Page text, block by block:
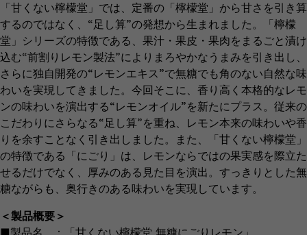
「甘くない檸檬堂」では、定番の「檸檬堂」から甘さを引き算
するのではなく、“足し算”の発想から生まれました。「檸檬
堂」シリーズの特徴である、果汁・果皮・果肉をまるごと漬け
込む“前割りレモン製法”によりまろやかなうまみを引き出し、
さらに独自開発の“レモンエキス”で無糖でも角のない自然な味
わいを実現してきました。今回そこに、香り高く本格的なレモ
ンの味わいを演出する“レモンオイル”を新たにプラス。従来の
こだわりにさらなる“足し算”を重ね、レモン本来の味わいや香
りを余すことなく引き出しました。また、「甘くない檸檬堂」
の特徴である「にごり」は、レモンならではの果実感を際立た
せるだけでなく、厚みのある見た目を演出。すっきりとした無
糖ながらも、奥行きのある味わいを実現しています。
＜製品概要＞
■製品名 ：「甘くない檸檬堂 無糖にごりレモン」